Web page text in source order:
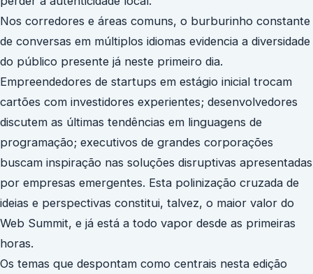
Nos corredores e áreas comuns, o burburinho constante
de conversas em múltiplos idiomas evidencia a diversidade
do público presente já neste primeiro dia.
Empreendedores de startups em estágio inicial trocam
cartões com investidores experientes; desenvolvedores
discutem as últimas tendências em linguagens de
programação; executivos de grandes corporações
buscam inspiração nas soluções disruptivas apresentadas
por empresas emergentes. Esta polinização cruzada de
ideias e perspectivas constitui, talvez, o maior valor do
Web Summit, e já está a todo vapor desde as primeiras
horas.
Os temas que despontam como centrais nesta edição